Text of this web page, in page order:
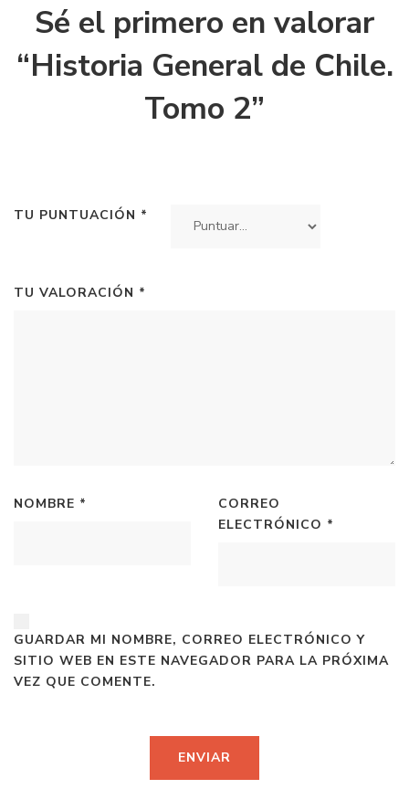
Sé el primero en valorar
“Historia General de Chile.
Tomo 2”
TU PUNTUACIÓN *
TU VALORACIÓN *
NOMBRE *
CORREO
ELECTRÓNICO *
GUARDAR MI NOMBRE, CORREO ELECTRÓNICO Y
SITIO WEB EN ESTE NAVEGADOR PARA LA PRÓXIMA
VEZ QUE COMENTE.